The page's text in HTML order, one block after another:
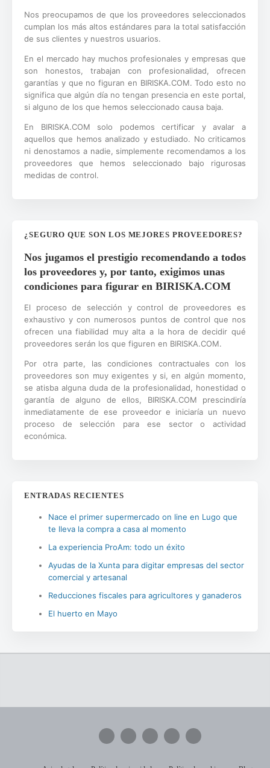
Nos preocupamos de que los proveedores seleccionados
cumplan los más altos estándares para la total satisfacción
de sus clientes y nuestros usuarios.
En el mercado hay muchos profesionales y empresas que
son honestos, trabajan con profesionalidad, ofrecen
garantías y que no figuran en BIRISKA.COM. Todo esto no
significa que algún día no tengan presencia en este portal,
si alguno de los que hemos seleccionado causa baja.
En BIRISKA.COM solo podemos certificar y avalar a
aquellos que hemos analizado y estudiado. No criticamos
ni denostamos a nadie, simplemente recomendamos a los
proveedores que hemos seleccionado bajo rigurosas
medidas de control.
¿SEGURO QUE SON LOS MEJORES PROVEEDORES?
Nos jugamos el prestigio recomendando a todos
los proveedores y, por tanto, exigimos unas
condiciones para figurar en BIRISKA.COM
El proceso de selección y control de proveedores es
exhaustivo y con numerosos puntos de control que nos
ofrecen una fiabilidad muy alta a la hora de decidir qué
proveedores serán los que figuren en BIRISKA.COM.
Por otra parte, las condiciones contractuales con los
proveedores son muy exigentes y si, en algún momento,
se atisba alguna duda de la profesionalidad, honestidad o
garantía de alguno de ellos, BIRISKA.COM prescindiría
inmediatamente de ese proveedor e iniciaría un nuevo
proceso de selección para ese sector o actividad
económica.
ENTRADAS RECIENTES
Nace el primer supermercado on line en Lugo que
te lleva la compra a casa al momento
La experiencia ProAm: todo un éxito
Ayudas de la Xunta para digitar empresas del sector
comercial y artesanal
Reducciones fiscales para agricultores y ganaderos
El huerto en Mayo